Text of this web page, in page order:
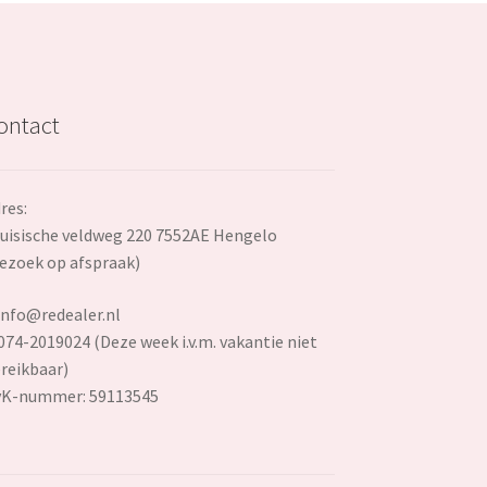
veldweg 220 7552AE Hengelo
op afspraak)
2019024 (Deze week i.v.m. vakantie niet
nummer: 59113545